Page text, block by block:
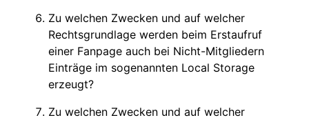
Zu welchen Zwecken und auf welcher
Rechtsgrundlage werden beim Erstaufruf
einer Fanpage auch bei Nicht-Mitgliedern
Einträge im sogenannten Local Storage
erzeugt?
Zu welchen Zwecken und auf welcher